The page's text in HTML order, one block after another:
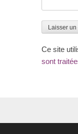
Ce site
sont